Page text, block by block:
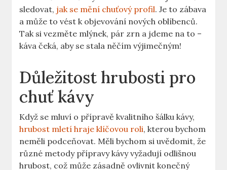
sledovat, jak se mění chuťový profil. Je to zábava
a může to vést k objevování nových oblíbenců.
Tak si vezměte mlýnek,⁢ pár‌ zrn a jdeme na to –
káva čeká, aby se stala něčím výjimečným!
Důležitost hrubosti ‍pro
chuť kávy
Když se mluví o přípravě kvalitního šálku kávy,
hrubost mletí hraje klíčovou roli,⁣ kterou bychom
neměli podceňovat. Měli bychom si uvědomit, že
různé metody přípravy kávy vyžadují odlišnou
hrubost, což může zásadně ovlivnit konečný